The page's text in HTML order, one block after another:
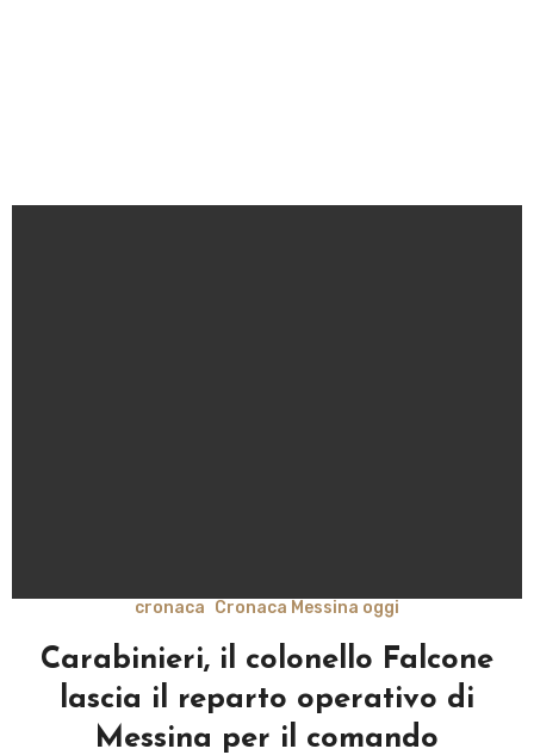
Cronaca Messina oggi
il colonello Falcone
reparto operativo di
per il comando
Molla la
alla vista